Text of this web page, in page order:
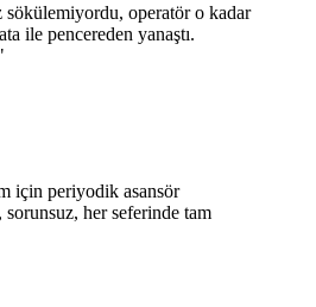
operatör o kadar
ile pencereden yanaştı.
için periyodik asansör
her seferinde tam